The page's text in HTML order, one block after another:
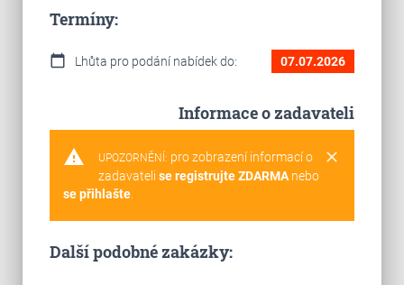
Termíny:
calendar_today Lhůta pro podání nabídek do: 07.07.2026
Informace o zadavateli
warning clear
UPOZORNĚNÍ: pro zobrazení informací o
zadavateli se registrujte ZDARMAnebo
se přihlašte.
Další podobné zakázky: